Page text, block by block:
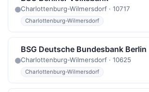
Charlottenburg-Wilmersdorf · 10717
Charlottenburg-Wilmersdorf
BSG Deutsche Bundesbank Berlin
Charlottenburg-Wilmersdorf · 10625
Charlottenburg-Wilmersdorf